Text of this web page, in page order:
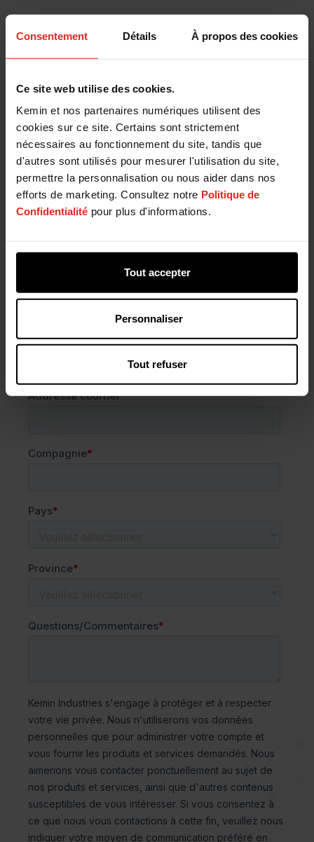
Consentement Détails À propos des cookies
Ce site web utilise des cookies.
Kemin et nos partenaires numériques utilisent des
cookies sur ce site. Certains sont strictement
nécessaires au fonctionnement du site, tandis que
d'autres sont utilisés pour mesurer l'utilisation du site,
permettre la personnalisation ou nous aider dans nos
efforts de marketing. Consultez notre Politique de
Confidentialité pour plus d'informations.
Tout accepter
Personnaliser
Tout refuser
Limin Kung, Jr. Proceedings, 2010 California Alfalfa & Forage
December, 2010.
Kemin Internal Document, 03-00810.
Vous avez une question?
Si vous avez une question concernant nos produits
et services ou si vous désirez davantage